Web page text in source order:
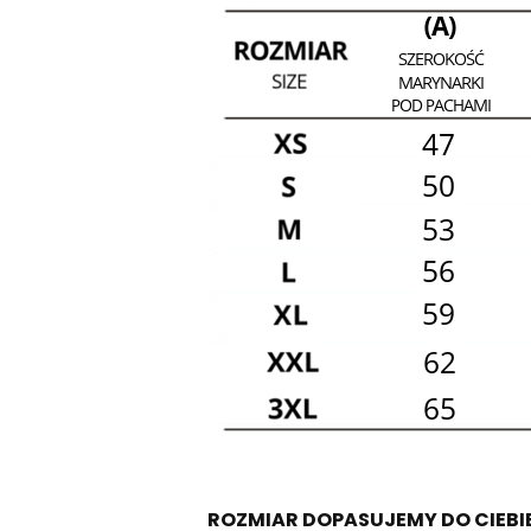
ROZMIAR DOPASUJEMY DO